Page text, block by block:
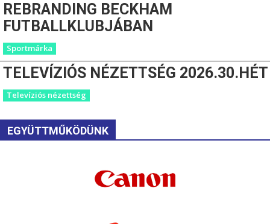
REBRANDING BECKHAM
FUTBALLKLUBJÁBAN
Sportmárka
TELEVÍZIÓS NÉZETTSÉG 2026.30.HÉT
Televíziós nézettség
EGYÜTTMŰKÖDÜNK